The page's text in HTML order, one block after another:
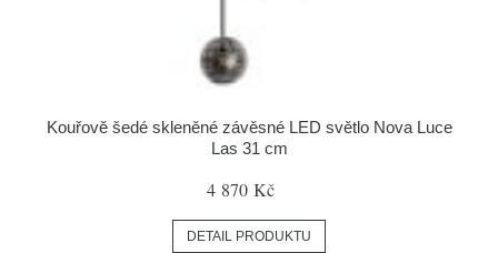
Kouřově šedé skleněné závěsné LED světlo Nova Luce
Las 31 cm
4 870 Kč
DETAIL PRODUKTU